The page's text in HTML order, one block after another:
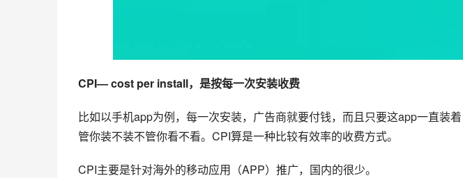
CPI— cost per install，是按每一次安装收费
比如以手机app为例，每一次安装，广告商就要付钱，而且只要这app一直装
管你装不装不管你看不看。CPI算是一种比较有效率的收费方式。
CPI主要是针对海外的移动应用（APP）推广，国内的很少。